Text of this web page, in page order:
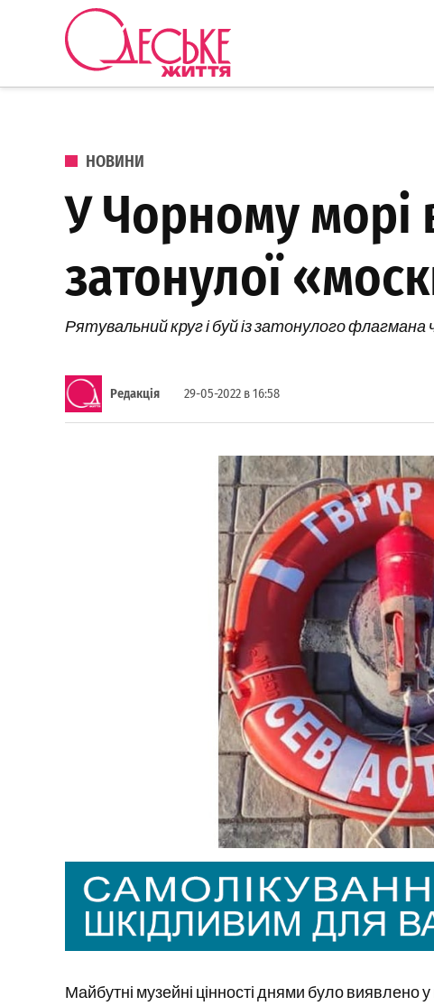
Перейти до вмісту
ОПУБЛІКОВАНО В
НОВИНИ
У Чорному морі
затонулої
Рятувальний круг і буй із затонулого
Редакція 29-05-2022 в 16:58
Майбутні музейні цінності днями було виявлено